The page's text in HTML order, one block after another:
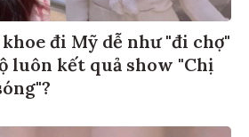
đi Mỹ dễ như "đi chợ"
luôn kết quả show "Chị